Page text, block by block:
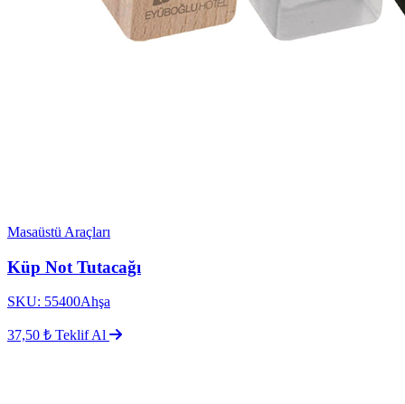
Masaüstü Araçları
Küp Not Tutacağı
SKU: 55400Ahşa
37,50 ₺ Teklif Al